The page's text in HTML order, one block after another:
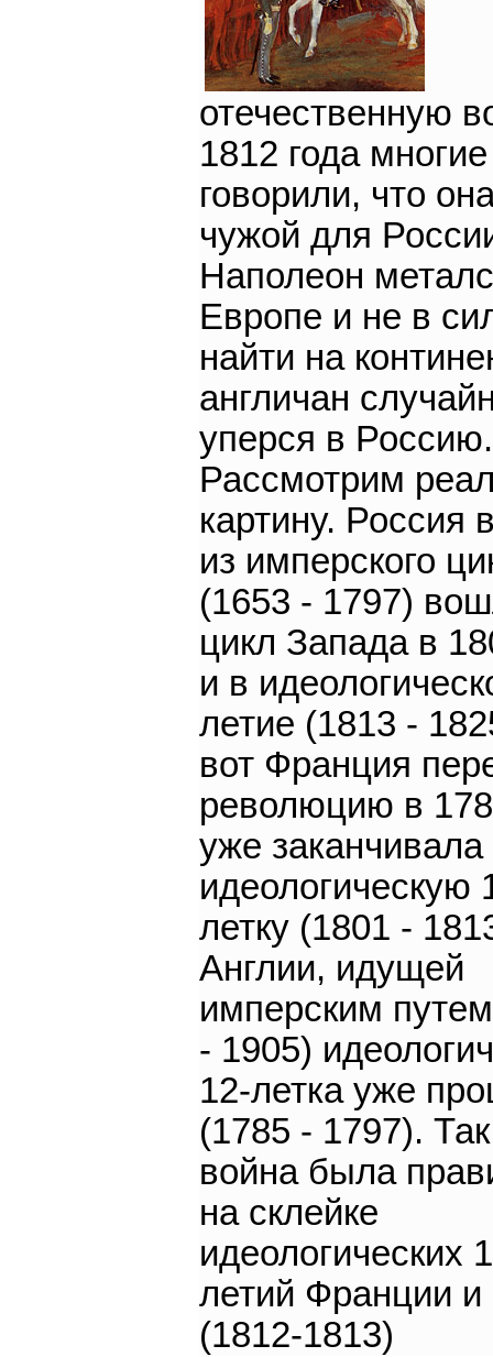
отечественную
1812 года многие
говорили, что
чужой для
Наполеон
Европе и не в
найти на
англичан
уперся в Россию.
Рассмотрим
картину. Россия
из имперского
(1653 - 1797)
цикл Запада в
и в
летие (1813 -
вот Франция
революцию в
уже заканчивала
идеологическую
летку (1801 -
Англии, идущей
имперским
- 1905)
12-летка уже
(1785 - 1797).
война была
на склейке
идеологических
летий Франции и
(1812-1813)